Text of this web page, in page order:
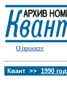
О проекте
Квант >> 1990 год